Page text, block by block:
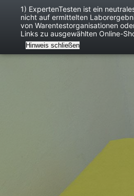
1) ExpertenTesten ist ein
nicht auf ermittelten
von Warentestorganisationen
Links zu ausgewählten Online-
Hinweis schließen